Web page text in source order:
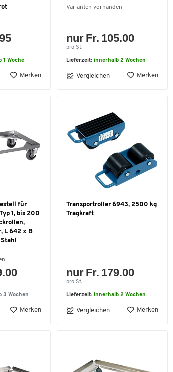
1 Woche
Merken
Varianten vorhanden
nur Fr. 105.00
pro St.
Lieferzeit: innerhalb 2 Wochen
Vergleichen Merken
für
1, bis 200
L 642 x B
3 Wochen
Merken
Transportroller 6943, 2500 kg
Tragkraft
nur Fr. 179.00
pro St.
Lieferzeit: innerhalb 2 Wochen
Vergleichen Merken